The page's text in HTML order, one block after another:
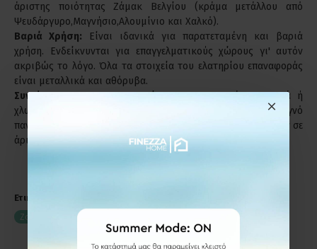
άριστης ποιότητας Ζάμακ Βελγίου (κράμα μετάλλου από
Ψευδάργυρο,Μαγνήσιο,Αλουμίνιο και Χαλκό).
Βαριά Χρήση: Είναι ιδανικά για παρατεταμένη και βαριά
χρήση. Ενδείκνυνται για επαγγελματικούς χώρους γι' αυτόν
ακριβώς το λόγο. Όλα τα στοιχεία του ελατηρίου επαναφοράς
είναι μεταλλικά και αθόρυβα.
Συντήρηση:Μη χρησιμοποιείτε απορρυπαντικά, καυστικά ή
χλωριούχα υγρά για τον καθαρισμό των προϊόντων. Στεγνό
πανί ή σκέτο νερό, είναι αρκετά για να παραμείνει το προϊόν σε
άριστη κατάσταση.
Ετικέτες:
Zogometal 2086 Χρώμιο Ματ
με Ροζέτα